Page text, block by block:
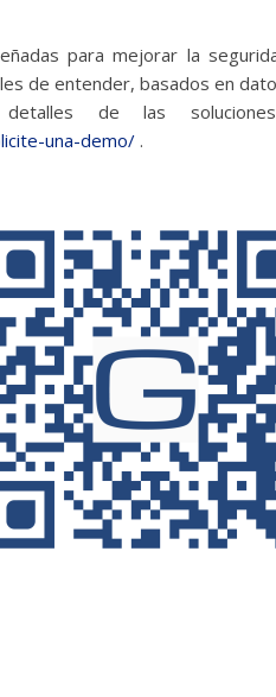
para mejorar la
de entender, basados en
detalles de las
una-demo/ .